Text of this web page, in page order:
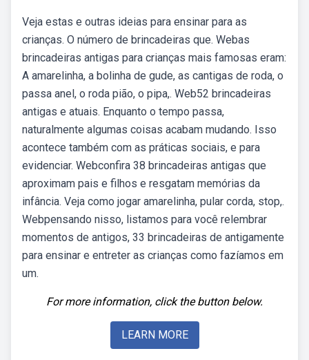
Veja estas e outras ideias para ensinar para as
crianças. O número de brincadeiras que. Webas
brincadeiras antigas para crianças mais famosas eram:
A amarelinha, a bolinha de gude, as cantigas de roda, o
passa anel, o roda pião, o pipa,. Web52 brincadeiras
antigas e atuais. Enquanto o tempo passa,
naturalmente algumas coisas acabam mudando. Isso
acontece também com as práticas sociais, e para
evidenciar. Webconfira 38 brincadeiras antigas que
aproximam pais e filhos e resgatam memórias da
infância. Veja como jogar amarelinha, pular corda, stop,.
Webpensando nisso, listamos para você relembrar
momentos de antigos, 33 brincadeiras de antigamente
para ensinar e entreter as crianças como fazíamos em
um.
For more information, click the button below.
LEARN MORE